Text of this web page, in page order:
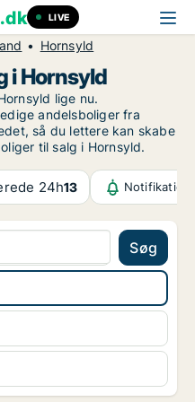
.dk LIVE
Hornsyld
i Hornsyld
lige nu.
andelsboliger fra
så du lettere kan skabe
til salg i Hornsyld.
24h13
Søg